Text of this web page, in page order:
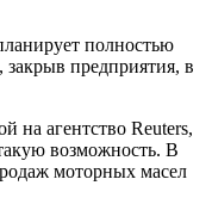
полностью
предприятия, в
на агентство Reuters,
возможность. В
моторных масел